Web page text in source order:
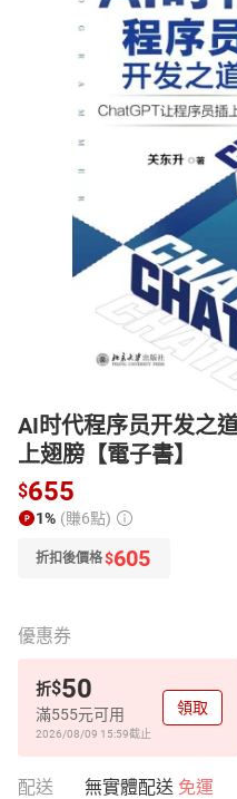
居家生活 3C家電
男裝
日本購物 電子/紙本書
HOT
AI时代程序员开发之
上翅膀【電子書】
$655
1% (賺6點)
折扣後價格$605
優惠券
折$50
滿555元可用
2026/08/09 15:59截止
領取
配送 無實體配送 免運